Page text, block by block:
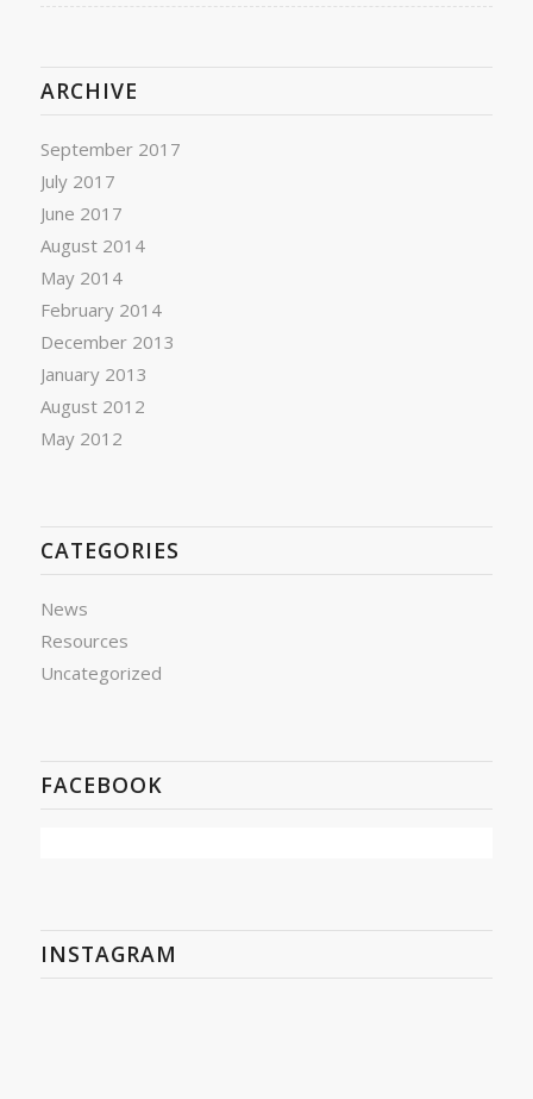
ARCHIVE
September 2017
July 2017
June 2017
August 2014
May 2014
February 2014
December 2013
January 2013
August 2012
May 2012
CATEGORIES
News
Resources
Uncategorized
FACEBOOK
INSTAGRAM